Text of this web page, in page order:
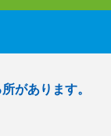
があります。